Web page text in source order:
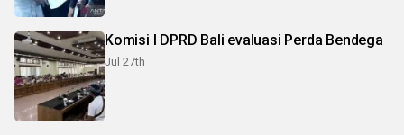
Komisi I DPRD Bali evaluasi Perda Bendega
Jul 27th